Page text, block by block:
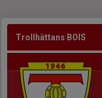
Trollhättans BOIS